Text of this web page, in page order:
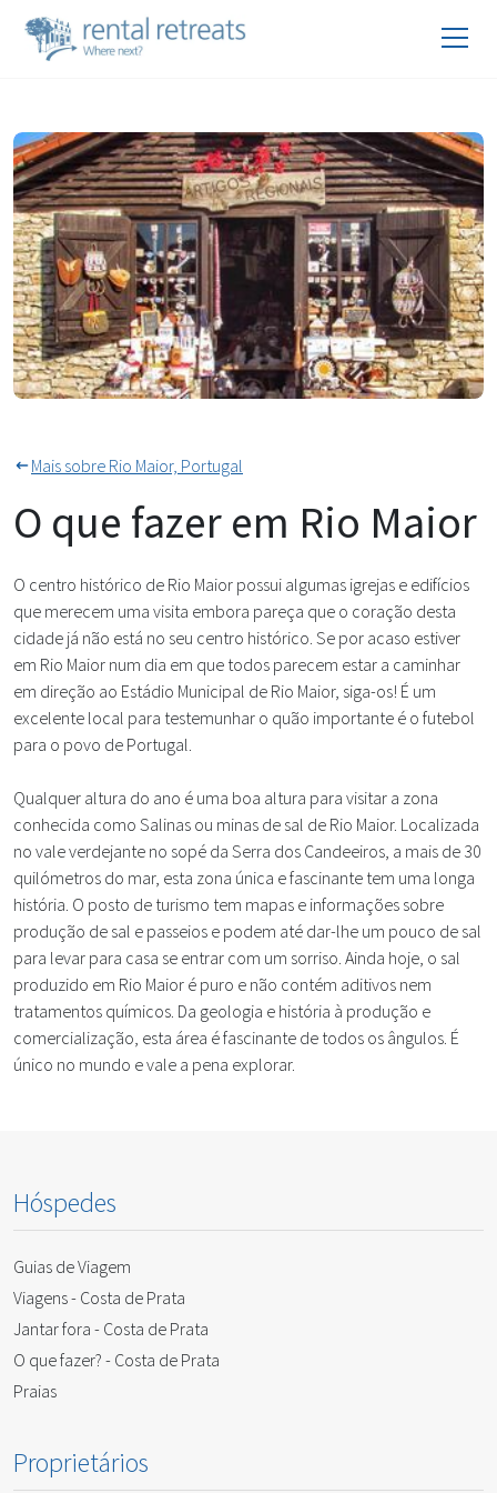
Salários em Rio Maior
Mais sobre Rio Maior, Portugal
O que fazer em Rio Maior
O centro histórico de Rio Maior possui algumas igrejas e edifícios
que merecem uma visita embora pareça que o coração desta
cidade já não está no seu centro histórico. Se por acaso estiver
em Rio Maior num dia em que todos parecem estar a caminhar
em direção ao Estádio Municipal de Rio Maior, siga-os! É um
excelente local para testemunhar o quão importante é o futebol
para o povo de Portugal.
Qualquer altura do ano é uma boa altura para visitar a zona
conhecida como Salinas ou minas de sal de Rio Maior. Localizada
no vale verdejante no sopé da Serra dos Candeeiros, a mais de 30
quilómetros do mar, esta zona única e fascinante tem uma longa
história. O posto de turismo tem mapas e informações sobre
produção de sal e passeios e podem até dar-lhe um pouco de sal
para levar para casa se entrar com um sorriso. Ainda hoje, o sal
produzido em Rio Maior é puro e não contém aditivos nem
tratamentos químicos. Da geologia e história à produção e
comercialização, esta área é fascinante de todos os ângulos. É
único no mundo e vale a pena explorar.
Hóspedes
Guias de Viagem
Viagens - Costa de Prata
Jantar fora - Costa de Prata
O que fazer? - Costa de Prata
Praias
Proprietários